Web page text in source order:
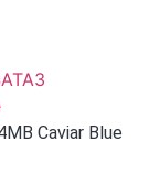
Caviar Blue